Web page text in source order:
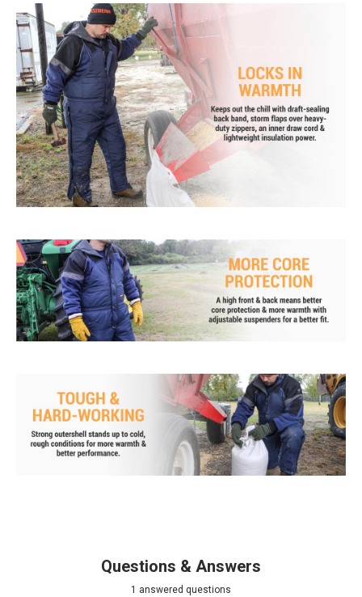
Questions & Answers
1 answered questions